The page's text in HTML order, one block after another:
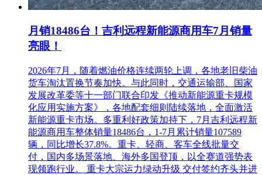
其他注意事项
价文件截止日期前2日向业主作出书面说明，否则，业主有权
拒绝该报价人以后参加业主其它任何项目的报价或投标。
B. 凡两家或以上公司同一法人代表或其中一家公司为另一家
公司单一最大股东的，不能同时参与同一项目的报价活动，一
经发现，将视同串价处理。
C. 参加谈判的报价人代表要求是法定代表人或其授权代表，
且务必携带有效身份证出席谈判会。
月销18486台！吉利远程新能源商用车7月销量
亮眼！
2026年7月，随着燃油价格连续两轮上调，各地老旧柴油
货车淘汰置换节奏加快。与此同时，交通运输部、国家
发展改革委等十一部门联合印发《推动新能源重卡规模
化应用实施方案》，各地配套细则陆续落地，全面激活
新能源重卡市场。多重利好政策加持下，7月吉利远程新
能源商用车整体销量18486台，1-7月累计销量107589
辆，同比增长37.8%。重卡、轻商、客车全线批量交
付，国内多场景落地、海外多国登顶，以全赛道强势表
现领跑行业。 重卡大宗运力绿动升级 交付签约齐头并进